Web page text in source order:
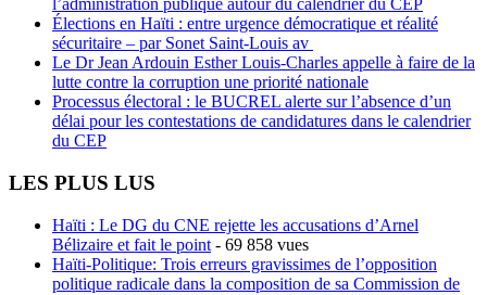
l’administration publique autour du calendrier du CEP
Élections en Haïti : entre urgence démocratique et réalité
sécuritaire – par Sonet Saint-Louis av
Le Dr Jean Ardouin Esther Louis-Charles appelle à faire de la
lutte contre la corruption une priorité nationale
Processus électoral : le BUCREL alerte sur l’absence d’un
délai pour les contestations de candidatures dans le calendrier
du CEP
LES PLUS LUS
Haïti : Le DG du CNE rejette les accusations d’Arnel
Bélizaire et fait le point - 69 858 vues
Haïti-Politique: Trois erreurs gravissimes de l’opposition
politique radicale dans la composition de sa Commission de